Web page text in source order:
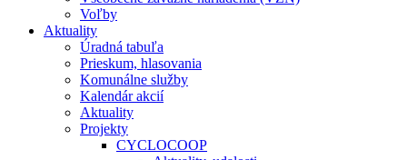
Voľby
Aktuality
Úradná tabuľa
Prieskum, hlasovania
Komunálne služby
Kalendár akcií
Aktuality
Projekty
CYCLOCOOP